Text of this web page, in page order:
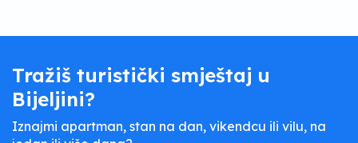
Tražiš turistički smještaj u
Bijeljini?
Iznajmi apartman, stan na dan, vikendcu ili vilu, na